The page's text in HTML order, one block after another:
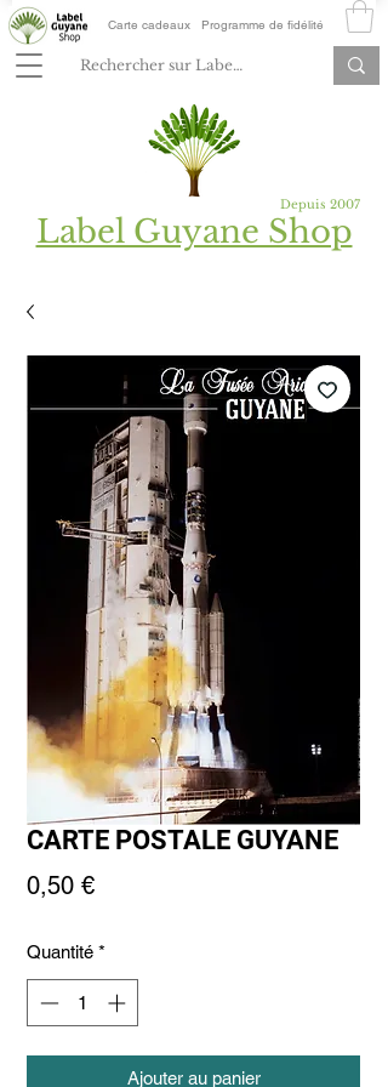
Carte cadeaux Programme de fidélité
Depuis 2007
Label Guyane Shop
CARTE POSTALE GUYANE
0,50 €Prix
Quantité *
Ajouter au panier